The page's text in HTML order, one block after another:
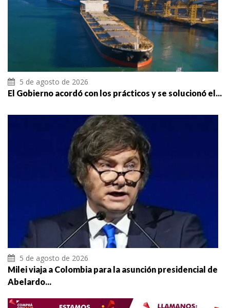
5 de agosto de 2026
El Gobierno acordó con los prácticos y se solucionó el...
5 de agosto de 2026
Milei viaja a Colombia para la asunción presidencial de
Abelardo...